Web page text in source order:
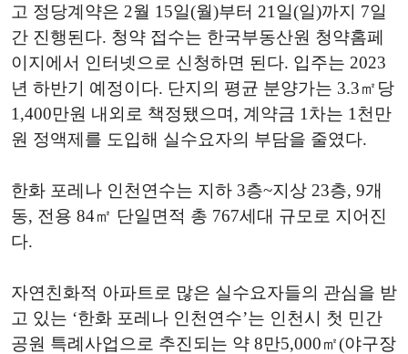
고 정당계약은 2월 15일(월)부터 21일(일)까지 7일
간 진행된다. 청약 접수는 한국부동산원 청약홈페
이지에서 인터넷으로 신청하면 된다. 입주는 2023
년 하반기 예정이다. 단지의 평균 분양가는 3.3㎡당
1,400만원 내외로 책정됐으며, 계약금 1차는 1천만
원 정액제를 도입해 실수요자의 부담을 줄였다.
한화 포레나 인천연수는 지하 3층~지상 23층, 9개
동, 전용 84㎡ 단일면적 총 767세대 규모로 지어진
다.
자연친화적 아파트로 많은 실수요자들의 관심을 받
고 있는 ‘한화 포레나 인천연수’는 인천시 첫 민간
공원 특례사업으로 추진되는 약 8만5,000㎡(야구장